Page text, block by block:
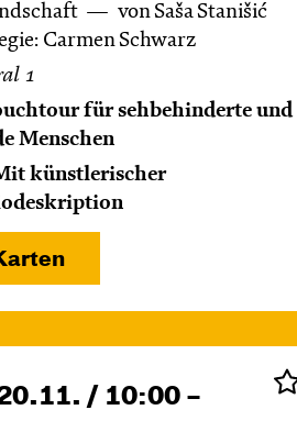
von Saša Stanišić
Carmen Schwarz
1
für sehbehinderte und
Menschen
künstlerischer
/ 10:00 –